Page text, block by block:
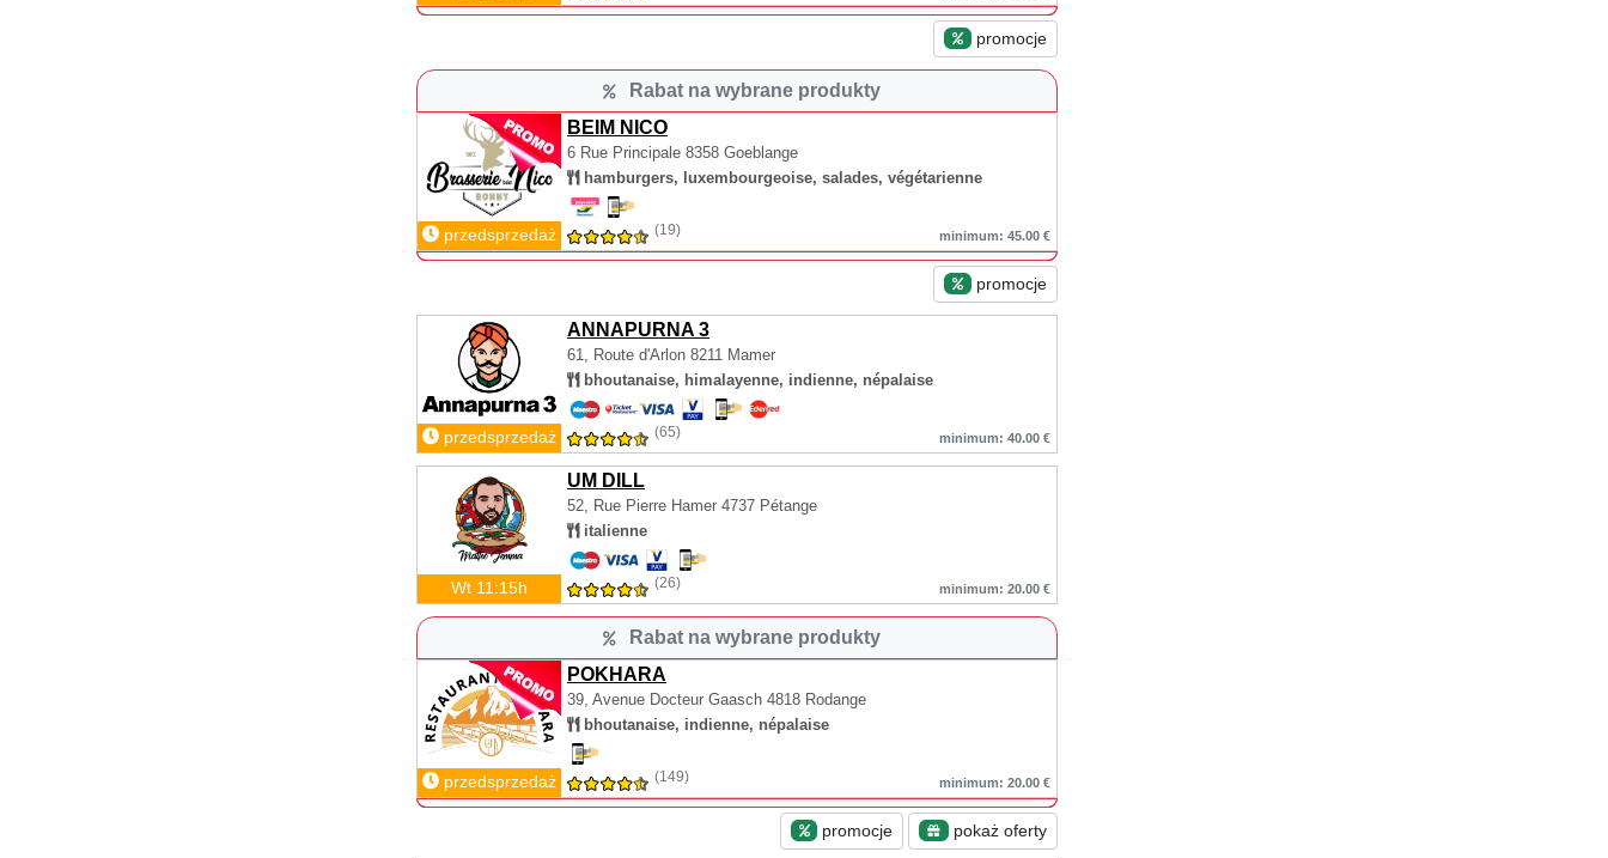
promocje
Rabat na wybrane produkty
BEIM NICO
6 Rue Principale 8358 Goeblange
hamburgers, luxembourgeoise, salades, végétarienne
przedsprzedaż (19) minimum: 45.00 €
promocje
ANNAPURNA 3
61, Route d'Arlon 8211 Mamer
bhoutanaise, himalayenne, indienne, népalaise
przedsprzedaż (65) minimum: 40.00 €
UM DILL
52, Rue Pierre Hamer 4737 Pétange
italienne
Wt 11:15h (26) minimum: 20.00 €
Rabat na wybrane produkty
POKHARA
39, Avenue Docteur Gaasch 4818 Rodange
bhoutanaise, indienne, népalaise
przedsprzedaż (149) minimum: 20.00 €
promocje pokaż oferty